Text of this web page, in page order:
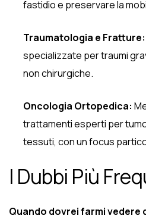
fastidio e preservare la
Traumatologia e Fratture:
specializzate per traumi
non chirurgiche.
Oncologia Ortopedica:
trattamenti esperti per
tessuti, con un focus
I Dubbi Più
Quando dovrei farmi vedere